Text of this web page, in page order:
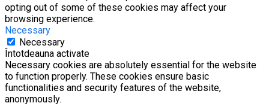
opting out of some of these cookies may affect your
browsing experience.
Necessary
Necessary
Întotdeauna activate
Necessary cookies are absolutely essential for the website
to function properly. These cookies ensure basic
functionalities and security features of the website,
anonymously.